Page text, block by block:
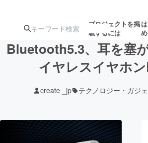
プロジェクトを掲
載するには
ターン
ジェクト
ロジェ
アート・写真
Bluetooth5.3、耳を塞
イヤレスイヤホ
create _jp テクノロジー・ガジ